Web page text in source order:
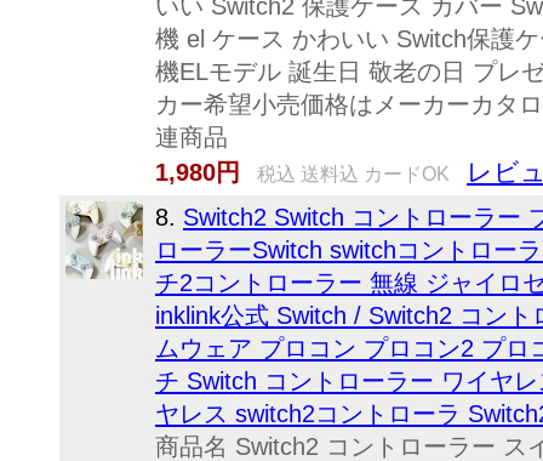
いい Switch2 保護ケース カバー
機 el ケース かわいい Switch保護
機ELモデル 誕生日 敬老の日 プレ
カー希望小売価格はメーカーカタ
連商品
1,980円
税込 送料込 カードOK レビ
8. Switch2 Switch コントローラー
ローラーSwitch switchコントロー
チ2コントローラー 無線 ジャイロ
inklink公式 Switch / Switch2 コン
ムウェア プロコン プロコン2 プ
チ Switch コントローラー ワイヤ
ヤレス switch2コントローラ
商品名 Switch2 コントローラー ス